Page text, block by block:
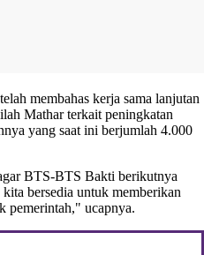
membahas kerja sama lanjutan
Mathar terkait peningkatan
yang saat ini berjumlah 4.000
BTS-BTS Bakti berikutnya
bersedia untuk memberikan
pemerintah," ucapnya.